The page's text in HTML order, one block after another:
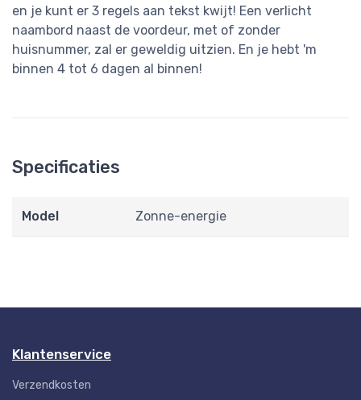
en je kunt er 3 regels aan tekst kwijt! Een verlicht
naambord naast de voordeur, met of zonder
huisnummer, zal er geweldig uitzien. En je hebt 'm
binnen 4 tot 6 dagen al binnen!
Specificaties
Model Zonne-energie
Klantenservice
Verzendkosten